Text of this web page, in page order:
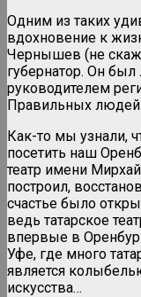
Одним из таких
вдохновение к
Чернышев (не
губернатор. Он
руководителем
Правильных людей
Как-то мы узнали,
посетить наш
театр имени
построил,
счастье было
ведь татарское
впервые в
Уфе, где много
является
искусства…